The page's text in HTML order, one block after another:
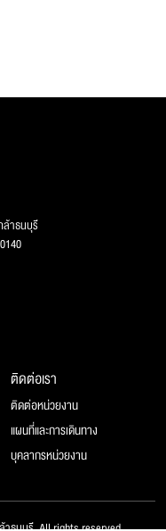
ล้าธนบุรี
ติดต่อเรา
ติดต่อหน่วยงาน
แผนที่และการเดินทาง
บุคลากรหน่วยงาน